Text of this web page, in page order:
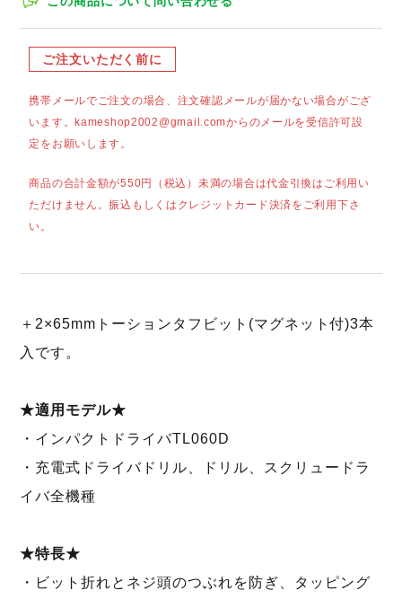
ご注文いただく前に
携帯メールでご注文の場合、注文確認メールが届かない場合がござ
います。kameshop2002@gmail.comからのメールを受信許可設
定をお願いします。
商品の合計金額が550円（税込）未満の場合は代金引換はご利用い
ただけません。振込もしくはクレジットカード決済をご利用下さ
い。
＋2×65mmトーションタフビット(マグネット付)3本
入です。
★適用モデル★
・インパクトドライバTL060D
・充電式ドライバドリル、ドリル、スクリュードラ
イバ全機種
★特長★
・ビット折れとネジ頭のつぶれを防ぎ、タッピング